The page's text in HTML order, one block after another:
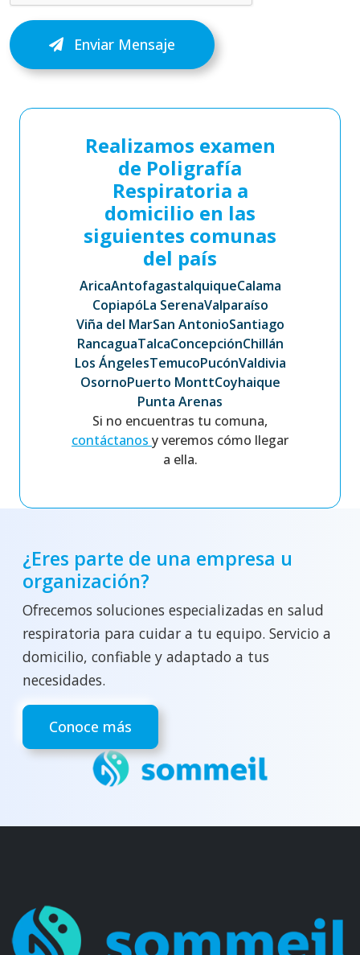
Enviar Mensaje
Realizamos examen
de Poligrafía
Respiratoria a
domicilio en las
siguientes comunas
del país
AricaAntofagastaIquiqueCalama
CopiapóLa SerenaValparaíso
Viña del MarSan AntonioSantiago
RancaguaTalcaConcepciónChillán
Los ÁngelesTemucoPucónValdivia
OsornoPuerto MonttCoyhaique
Punta Arenas
Si no encuentras tu comuna,
contáctanos y veremos cómo llegar
a ella.
¿Eres parte de una empresa u
organización?
Ofrecemos soluciones especializadas en salud
respiratoria para cuidar a tu equipo. Servicio a
domicilio, confiable y adaptado a tus
necesidades.
Conoce más